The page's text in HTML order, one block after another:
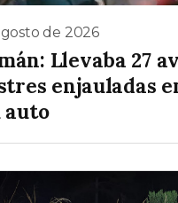
de 2026
Llevaba 27
enjauladas
auto